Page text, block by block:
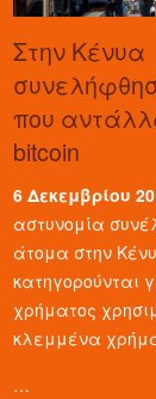
Στην Κένυα
που
bitcoin
6 Δεκεμβρίου
αστυνομία
άτομα στην
κατηγορούνται
χρήματος
κλεμμένα
…